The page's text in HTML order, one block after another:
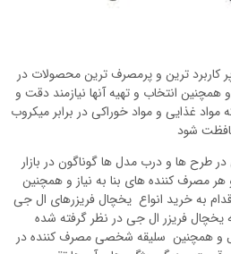
کاربرد ترین و پرمصرف ترین محصولات در
همچنین انتخاب و تهیه آنها نیازمند دقت و
مواد غذایی و مواد خوراکی در برابر میکروب
شود
طرح ها و درب مدل ها گوناگون در بازار
مصرف کننده های بنا به نیاز و همچنین
به خرید انواع یخچال فریزرهای ال جی
یخچال فریزر ال جی در نظر گرفته شده
و همچنین سلیقه شخصی مصرف کننده در